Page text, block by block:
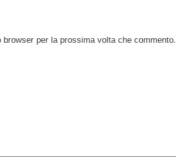
per la prossima volta che commento.